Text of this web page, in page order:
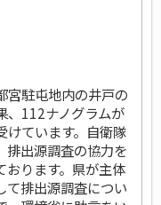
宮駐屯地内の井戸の
、112ナノグラムが
けています。自衛隊
排出源調査の協力を
おります。県が主体
て排出源調査につい